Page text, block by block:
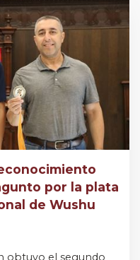
por la plata
de Wushu
obtuvo el segundo